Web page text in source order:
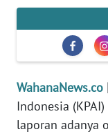
WahanaNews.co
Indonesia
laporan adanya
OLAHRAGA
EDITORIAL
Informasi